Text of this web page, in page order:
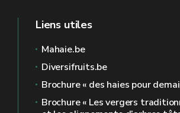
Liens utiles
Mahaie.be
Diversifruits.be
Brochure « des haies pour
Brochure « Les vergers